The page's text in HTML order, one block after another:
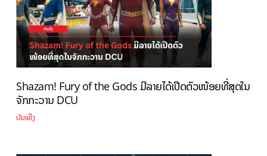
Shazam! Fury of the Gods ມີລາຍໄດ້ເປີດຕົວໜ້ອຍທີ່ສຸດໃນ
ຈັກກະວານ DCU
ບັນເທີງ